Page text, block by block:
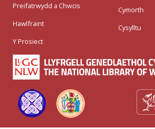
Preifatrwydd a Chwcis
Hawlfraint
Y Prosiect
Cymorth
Cysylltu